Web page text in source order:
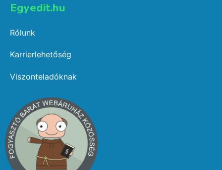
Egyedit.hu
Rólunk
Karrierlehetőség
Viszonteladóknak